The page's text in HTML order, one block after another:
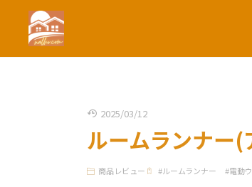
2025/03/12
ルームランナー
商品レビュー #ルームランナー #電動